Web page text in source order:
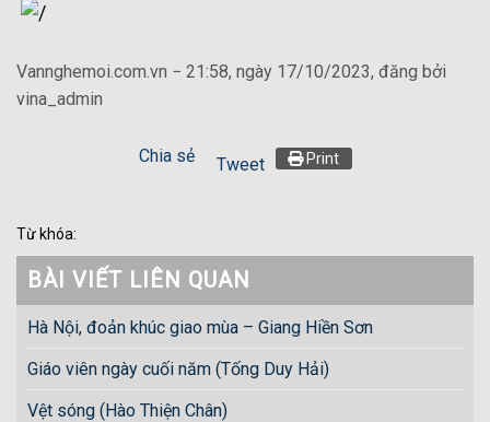
Vannghemoi.com.vn − 21:58, ngày 17/10/2023, đăng bởi
vina_admin
Chia sẻ Tweet Print
Từ khóa:
BÀI VIẾT LIÊN QUAN
Hà Nội, đoản khúc giao mùa – Giang Hiền Sơn
Giáo viên ngày cuối năm (Tống Duy Hải)
Vệt sóng (Hào Thiện Chân)